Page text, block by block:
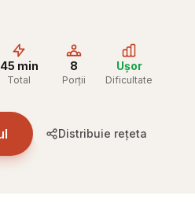
45 min
Total
8
Porții
Ușor
Dificultate
Distribuie rețeta